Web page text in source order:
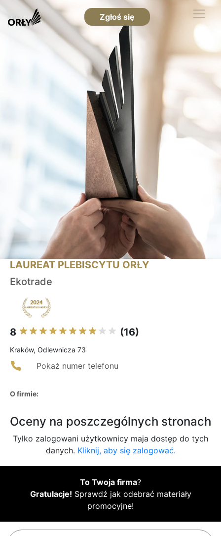
Zgłoś się
LAUREAT PLEBISCYTU ORŁY
Ekotrade
8 (16)
Kraków, Odlewnicza 73
Pokaż numer telefonu
O firmie:
Oceny na poszczególnych stronach
Tylko zalogowani użytkownicy maja dostęp do tych
danych. Kliknij, aby się zalogować.
To Twoja firma?
Gratulacje! Sprawdź jak odebrać materiały
promocyjne!